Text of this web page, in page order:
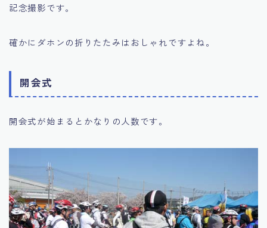
記念撮影です。
確かにダホンの折りたたみはおしゃれですよね。
開会式
開会式が始まるとかなりの人数です。